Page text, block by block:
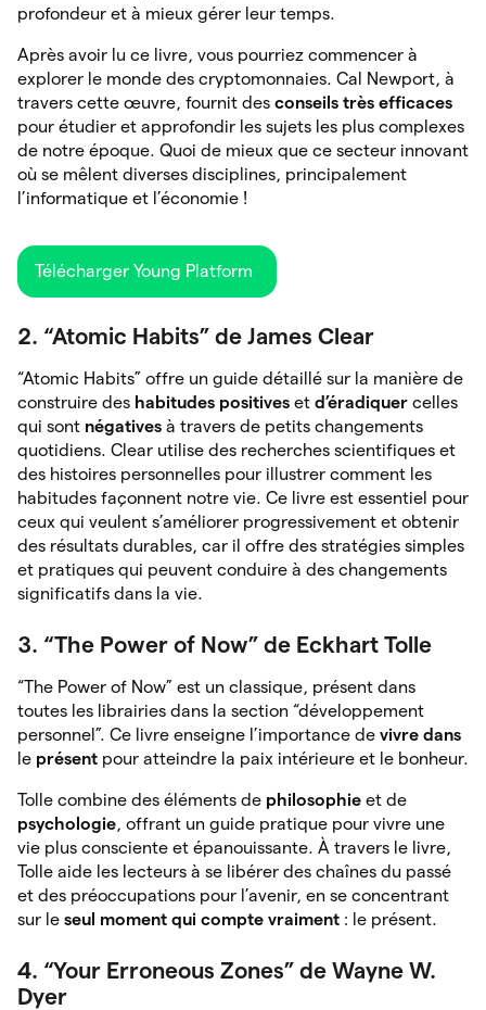
profondeur et à mieux gérer leur temps.
Après avoir lu ce livre, vous pourriez commencer à
explorer le monde des cryptomonnaies. Cal Newport, à
travers cette œuvre, fournit des conseils très efficaces
pour étudier et approfondir les sujets les plus complexes
de notre époque. Quoi de mieux que ce secteur innovant
où se mêlent diverses disciplines, principalement
l’informatique et l’économie !
Télécharger Young Platform
2. “Atomic Habits” de James Clear
“Atomic Habits” offre un guide détaillé sur la manière de
construire des habitudes positives et d’éradiquer celles
qui sont négatives à travers de petits changements
quotidiens. Clear utilise des recherches scientifiques et
des histoires personnelles pour illustrer comment les
habitudes façonnent notre vie. Ce livre est essentiel pour
ceux qui veulent s’améliorer progressivement et obtenir
des résultats durables, car il offre des stratégies simples
et pratiques qui peuvent conduire à des changements
significatifs dans la vie.
3. “The Power of Now” de Eckhart Tolle
“The Power of Now” est un classique, présent dans
toutes les librairies dans la section “développement
personnel”. Ce livre enseigne l’importance de vivre dans
le présent pour atteindre la paix intérieure et le bonheur.
Tolle combine des éléments de philosophie et de
psychologie, offrant un guide pratique pour vivre une
vie plus consciente et épanouissante. À travers le livre,
Tolle aide les lecteurs à se libérer des chaînes du passé
et des préoccupations pour l’avenir, en se concentrant
sur le seul moment qui compte vraiment : le présent.
4. “Your Erroneous Zones” de Wayne W.
Dyer